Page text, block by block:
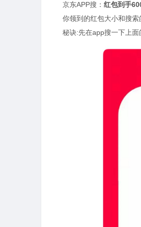
京东APP搜： 红包到手
你领到的红包大小和搜索
秘诀:先在app搜一下上面